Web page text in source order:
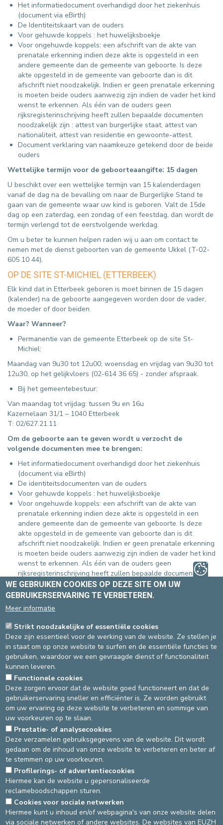
Het informatiedocument overhandigd door het ziekenhuis
(document via eBirth)
De Identiteitskaart van de ouders
Voor gehuwde koppels : het huwelijksboekje
Voor ongehuwde koppels: een afschrift van de akte van
prenatale erkenning indien deze akte is opgesteld in een
andere gemeente dan de gemeente van geboorte. Is deze
akte opgesteld in de gemeente van geboorte dan is dit
afschrift niet noodzakelijk. Indien er geen prenatale erkenning
is moeten beide ouders aanwezig zijn indien de vader het kind
wenst te erkennen. Als één van de ouders geen
rijksregisterinschrijving heeft zullen bepaalde documenten
noodzakelijk zijn : attest van burgerlijke staat, attest van
nationaliteit, attest van residentie en gewoonte-attest.
Document verklaring van naamkeuze getekend door de beide
ouders
Wettelijke termijn voor de geboorteaangifte: 15 dagen
U beschikt over een wettelijke termijn van 15 kalenderdagen
vanaf de dag na de bevalling om naar de Burgerlijke Stand te
gaan van de gemeente waar uw kind is geboren. Valt de 15de
dag op een zaterdag, een zondag of een feestdag, dan wordt de
termijn verlengd tot de eerstvolgende werkdag.
Om u beter te kunnen helpen raden wij u aan om contact te
nemen met de dienst geboorten van de gemeente Ukkel (T-02-
605 10 44).
OP DE SITE ST-MICHIEL (ETTERBEEK)
Elk kind dat in Etterbeek geboren is moet binnen de 15 dagen
(kalender) na de geboorte aangegeven worden door de vader,
de moeder of door beiden.
Waar? Wanneer?
Permanentie van de gemeente Etterbeek op de site St-
Michiel:
Maandag van 9u30 tot 12u00, woensdag en vrijdag van 9u30 tot
12u30, op het gelijkvloers (02-614 36 65) - zonder afspraak.
Bij het gemeentebestuur:
Van maandag tot vrijdag: tussen 9u en 16u
Kazernelaan 31/1 – 1040 Etterbeek
T: 02/627.21.11
Om de geboorte aan te geven wordt u verzocht de
volgende documenten mee te brengen:
Het informatiedocument overhandigd door het ziekenhuis
(document via eBirth)
De identiteitsdocumenten van de ouders
Voor gehuwde koppels : het huwelijksboekje
Voor ongehuwde koppels: een afschrift van de akte van
prenatale erkenning indien deze akte is opgesteld in een
andere gemeente dan de gemeente van geboorte. Is deze
akte opgesteld in de gemeente van geboorte dan is dit
afschrift niet noodzakelijk. Indien er geen prenatale erkenning
is moeten beide ouders aanwezig zijn indien de vader het kind
wenst te erkennen. Als één van de ouders geen
rijksregisterinschrijving heeft zullen bepaalde documenten
noodzakelijk zijn : attest van burgerlijke staat, attest van
nationaliteit, attest van residentie en gewoonte-attest.
Document verklaring van naamkeuze getekend door de beide
ouders
Wettelijke termijn voor de geboorteaangifte: 15 dagen
U beschikt over een wettelijke termijn van 15 kalenderdagen
vanaf de dag na de bevalling om naar de Burgerlijke Stand te
gaan van de gemeente waar uw kind is geboren. Valt de 15de
dag op een zaterdag, een zondag of een feestdag, dan wordt de
termijn verlengd tot de eerstvolgende werkdag.
U BETREURT JAMMER GENOEG HET
VERLIES VAN EEN NAASTE
VERWANT?
We informeren u op deze pagina:
Source
Patient Service Dernière modification
DEVELOP / REDUCE
asbl Cliniques de l’Europe – Europa Ziekenhuizen vzw
WE GEBRUIKEN COOKIES OP DEZE SITE OM UW
GEBRUIKERSERVARING TE VERBETEREN.
Meer informatie
Strikt noodzakelijke of essentiële cookies
Deze zijn essentieel voor de werking van de website. Ze stellen je
in staat om op onze website te surfen en de essentiële functies te
gebruiken, waardoor we een gevraagde dienst of functionaliteit
kunnen leveren.
Functionele cookies
Deze zorgen ervoor dat de website goed functioneert en dat de
gebruikerservaring sneller en efficiënter is. Ze worden gebruikt
om uw ervaring op deze website te verbeteren en sommige van
uw voorkeuren op te slaan.
Prestatie- of analysecookies
Deze verzamelen gebruiksgegevens van de website. Dit wordt
gedaan om de inhoud van onze website te verbeteren en beter af
te stemmen op uw voorkeuren.
Profilerings- of advertentiecookies
Hiermee kan de website u gepersonaliseerde
reclameboodschappen sturen.
Cookies voor sociale netwerken
Hiermee kunt u inhoud en/of webpagina's van onze website delen
via sociale netwerken of andere websites. De websites van EUZH